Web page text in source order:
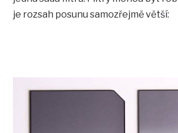
je rozsah posunu samozřejmě větší: